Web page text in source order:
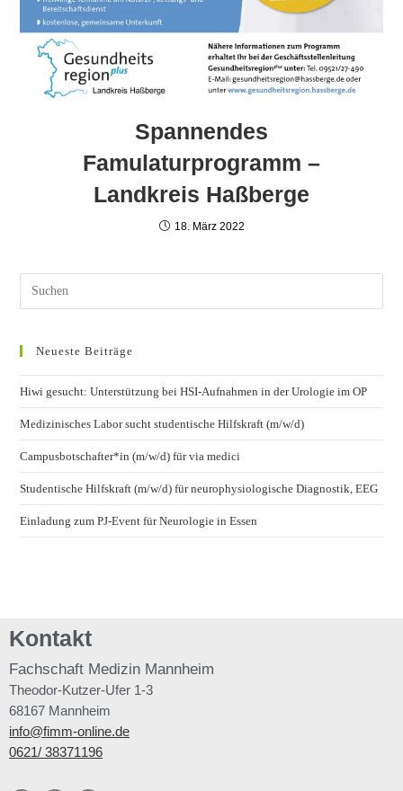
Spannendes
Famulaturprogramm –
Landkreis Haßberge
18. März 2022
Neueste Beiträge
Hiwi gesucht: Unterstützung bei HSI-Aufnahmen in der Urologie im OP
Medizinisches Labor sucht studentische Hilfskraft (m/w/d)
Campusbotschafter*in (m/w/d) für via medici
Studentische Hilfskraft (m/w/d) für neurophysiologische Diagnostik, EEG
Einladung zum PJ-Event für Neurologie in Essen
Kontakt
Fachschaft Medizin Mannheim
Theodor-Kutzer-Ufer 1-3
68167 Mannheim
info@fimm-online.de
0621/ 38371196